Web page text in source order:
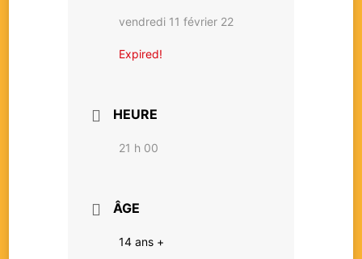
vendredi 11 février 22
Expired!
HEURE
21 h 00
ÂGE
14 ans +